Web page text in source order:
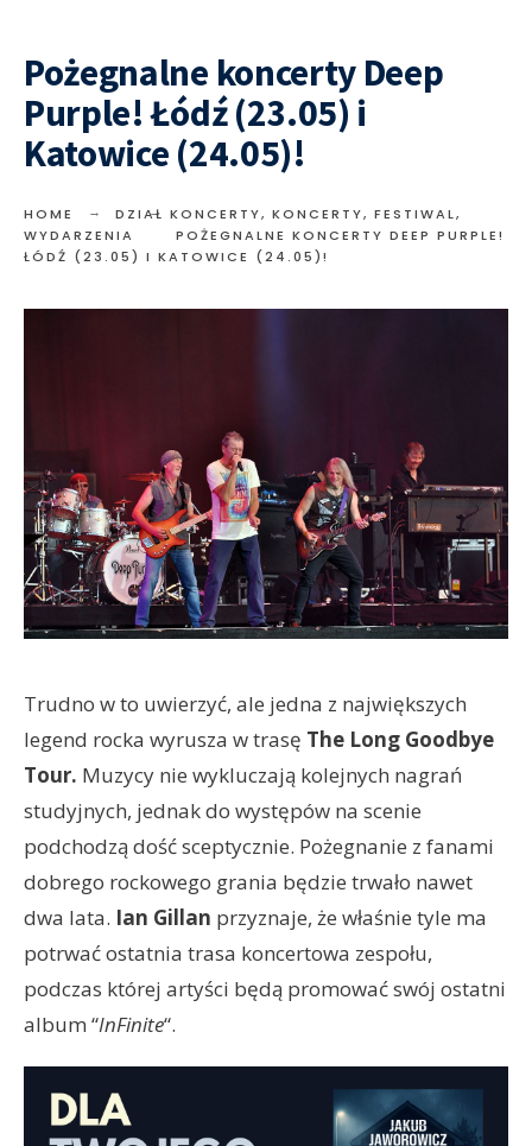
Pożegnalne koncerty Deep
Purple! Łódź (23.05) i
Katowice (24.05)!
HOME DZIAŁ KONCERTY, KONCERTY, FESTIWAL,
WYDARZENIA
POŻEGNALNE KONCERTY DEEP PURPLE!
ŁÓDŹ (23.05) I KATOWICE (24.05)!
Trudno w to uwierzyć, ale jedna z największych
legend rocka wyrusza w trasę The Long Goodbye
Tour. Muzycy nie wykluczają kolejnych nagrań
studyjnych, jednak do występów na scenie
podchodzą dość sceptycznie. Pożegnanie z fanami
dobrego rockowego grania będzie trwało nawet
dwa lata. Ian Gillan przyznaje, że właśnie tyle ma
potrwać ostatnia trasa koncertowa zespołu,
podczas której artyści będą promować swój ostatni
album “InFinite“.